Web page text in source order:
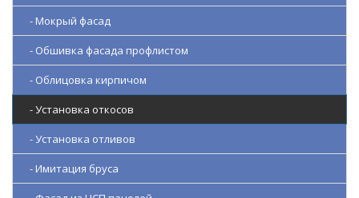
- Мокрый фасад
- Обшивка фасада профлистом
- Облицовка кирпичом
- Установка откосов
- Установка отливов
- Имитация бруса